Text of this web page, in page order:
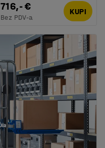
716,- €
Bez PDV-a
KUPI